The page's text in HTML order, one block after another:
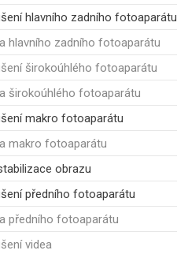
hlavního zadního fotoaparátu
hlavního zadního fotoaparátu
širokoúhlého fotoaparátu
širokoúhlého fotoaparátu
makro fotoaparátu
makro fotoaparátu
obrazu
předního fotoaparátu
předního fotoaparátu
videa